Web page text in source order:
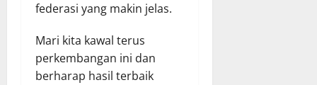
federasi yang makin jelas.
Mari kita kawal terus
perkembangan ini dan
berharap hasil terbaik